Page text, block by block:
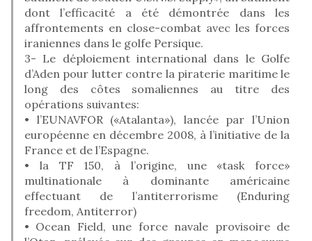
dont l’efficacité a été démontrée dans les
affrontements en close-combat avec les forces
iraniennes dans le golfe Persique.
3- Le déploiement international dans le Golfe
d’Aden pour lutter contre la piraterie maritime le
long des côtes somaliennes au titre des
opérations suivantes:
• l’EUNAVFOR («Atalanta»), lancée par l’Union
européenne en décembre 2008, à l’initiative de la
France et de l’Espagne.
• la TF 150, à l’origine, une «task force»
multinationale à dominante américaine
effectuant de l’antiterrorisme (Enduring
freedom, Antiterror)
• Ocean Field, une force navale provisoire de